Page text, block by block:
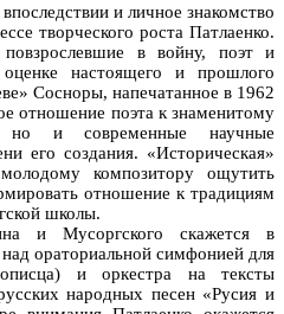
и личное знакомство
творческого роста Патлаенко.
в войну, поэт и
настоящего и прошлого
Сосноры, напечатанное в 1962
отношение поэта к знаменитому
но и современные научные
его создания. «Историческая»
композитору ощутить
отношение к традициям
школы.
и Мусоргского скажется в
ораториальной симфонией для
и оркестра на тексты
народных песен «Русия и